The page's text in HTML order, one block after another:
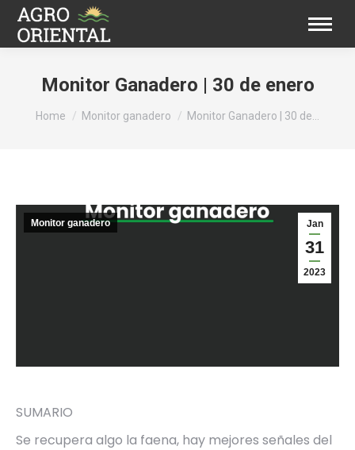
Monitor Ganadero | 30 de enero
You are here:
Home Monitor ganadero Monitor Ganadero | 30 de…
Jan
31
2023
Monitor ganadero
SUMARIO
Se recupera algo la faena, hay mejores señales del